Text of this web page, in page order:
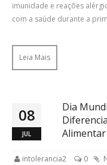
imunidade e reações
com a saúde durante a
Leia Mais
08
JUL
Dia
Alimentar
intolerancia2 0